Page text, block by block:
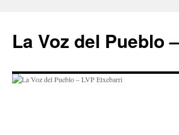
contenido
La Voz del Pueblo